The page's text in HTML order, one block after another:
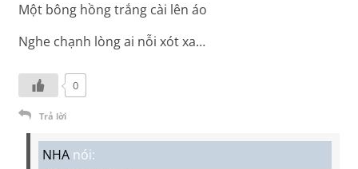
Một bông hồng trắng cài lên áo
Nghe chạnh lòng ai nỗi xót xa…
0
Trả lời
NHA nói: